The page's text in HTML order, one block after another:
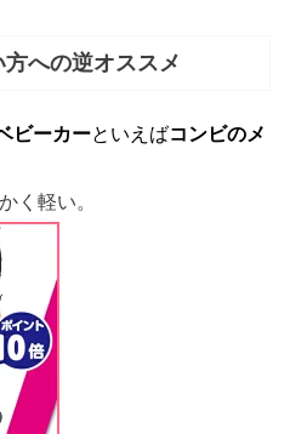
への逆オススメ
ビーカーといえばコンビのメ
く軽い。